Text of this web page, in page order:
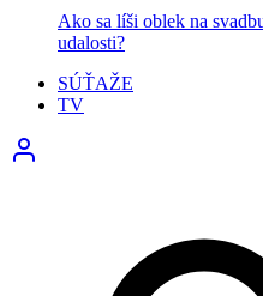
Ako sa líši oblek na
udalosti?
SÚŤAŽE
TV